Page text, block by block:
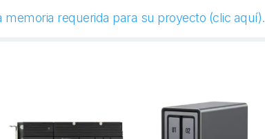
memoria requerida para su proyecto (clic aquí).